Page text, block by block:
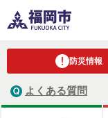
防災情報
よくある質問